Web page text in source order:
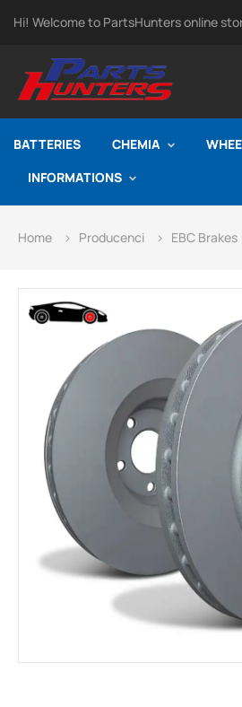
Hi! Welcome to PartsHunters online
BATTERIES CHEMIA
INFORMATIONS
Home Producenci EBC Brakes